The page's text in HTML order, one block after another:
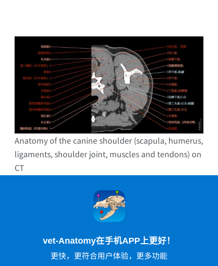
vet-Anatomy在手机APP上更好！
更快，更符合用户体验，更多功能
Anatomy of the canine shoulder (scapula, humerus,
ligaments, shoulder joint, muscles and tendons) on
CT